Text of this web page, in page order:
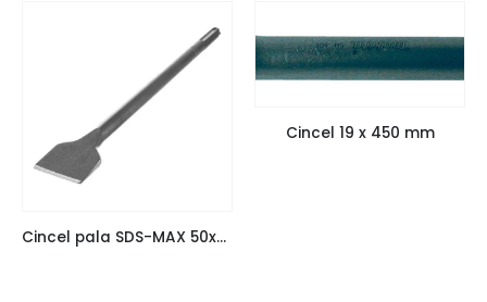
Cincel pala SDS-MAX 50x400mm D-34235 Makita
Cincel 19 x 450 mm